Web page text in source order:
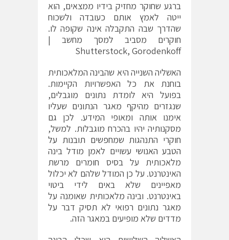
ברגע שחוקר מחזיק בידיו ממצאים, הוא
ייטה לאמץ אותם כעובדה ולשכוח
שהדרך שבה התקבלה אינה שקופה לו.
חוקרים מסביב למסך מחשב |
Shutterstock, Gorodenkoff
האשליה השנייה היא שהבינה המלאכותית
בוחנת את כל האפשרויות הקיימות.
בפועל היא לומדת נתונים מוגבלים,
שנגזרים מהיקף מאגר הנתונים שעליו
אימנו אותה ומאופי המידע. לכן גם
מסקנותיה יהיו בהכרח מוגבלות. למשל,
חוקרי התנהגות שמחפשים תובנות על
הטבע האנושי עשויים לאמן מודל בינה
מלאכותית על בסיס חומרים מרשת
האינטרנט. על כן המודל שלהם לא יכלול
מאפיינים שלא באים לידי ביטוי
באינטרנט. ובינה מלאכותית שאומנה על
מאגר נתונים רפואי לא תסיק דבר על
מדדים שלא מופיעים במאגר הזה.